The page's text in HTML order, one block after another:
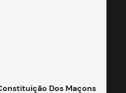
Dos Maçons